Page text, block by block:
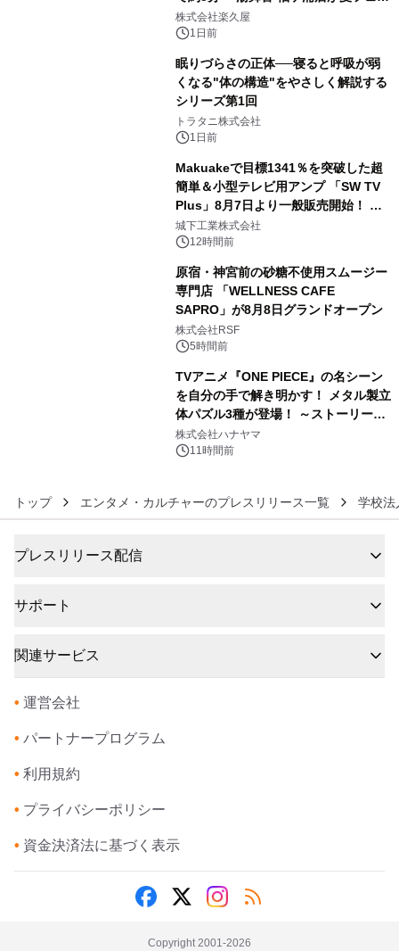
メニューを提供
株式会社楽久屋
1日前
眠りづらさの正体──寝ると呼吸が弱
くなる"体の構造"をやさしく解説する
シリーズ第1回
トラタニ株式会社
1日前
Makuakeで目標1341％を突破した超
簡単＆小型テレビ用アンプ 「SW TV
Plus」8月7日より一般販売開始！ ケ
ーブル1本つなぐだけ、テレビの音が
ぐっと豊かに
城下工業株式会社
12時間前
原宿・神宮前の砂糖不使用スムージー
専門店 「WELLNESS CAFE
SAPRO」が8月8日グランドオープン
株式会社RSF
5時間前
TVアニメ『ONE PIECE』の名シーン
を自分の手で解き明かす！ メタル製立
体パズル3種が登場！ ～ストーリーと
ギミックが融合した 大人の体験型パズ
ルが8月7日(金)12時より先行予約受付
株式会社ハナヤマ
11時間前
トップ エンタメ・カルチャーのプレスリリース一覧 学校法
プレスリリース配信
サポート
関連サービス
• 運営会社
• パートナープログラム
• 利用規約
• プライバシーポリシー
• 資金決済法に基づく表示
Copyright 2001-2026